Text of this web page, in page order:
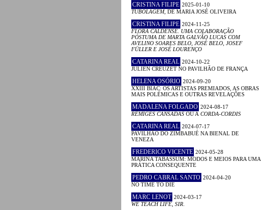
CRISTINA FILIPE 2025-01-10
TUBOLAGEM, DE MARIA JOSÉ OLIVEIRA
CRISTINA FILIPE 2024-11-25
FLORA CALDENSE. UMA COLABORAÇÃO
PÓSTUMA DE MARTA GALVÃO LUCAS COM
AVELINO SOARES BELO, JOSÉ BELO, JOSEF
FÜLLER E JOSÉ LOURENÇO
CATARINA REAL 2024-10-22
JULIEN CREUZET NO PAVILHÃO DE FRANÇA
HELENA OSÓRIO 2024-09-20
XXIII BIAC: OS ARTISTAS PREMIADOS, AS OBRAS
MAIS POLÉMICAS E OUTRAS REVELAÇÕES
MADALENA FOLGADO 2024-08-17
RÉMIGES CANSADAS OU A CORDA-CORDIS
CATARINA REAL 2024-07-17
PAVILHÃO DO ZIMBABUÉ NA BIENAL DE
VENEZA
FREDERICO VICENTE 2024-05-28
MARINA TABASSUM: MODOS E MEIOS PARA UMA
PRÁTICA CONSEQUENTE
PEDRO CABRAL SANTO 2024-04-20
NO TIME TO DIE
MARC LENOT 2024-03-17
WE TEACH LIFE, SIR.